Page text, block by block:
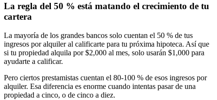
La regla del 50 % está matando el crecimiento de tu
cartera
La mayoría de los grandes bancos solo cuentan el 50 % de tus
ingresos por alquiler al calificarte para tu próxima hipoteca. Así que
si tu propiedad alquila por $2,000 al mes, solo usarán $1,000 para
ayudarte a calificar.
Pero ciertos prestamistas cuentan el 80-100 % de esos ingresos por
alquiler. Esa diferencia es enorme cuando intentas pasar de una
propiedad a cinco, o de cinco a diez.